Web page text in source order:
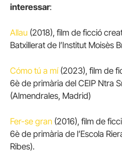
interessar:
Allau (2018), film de ficció
Batxillerat de l’Institut Moisès
Cómo tú a mí(2023), film de
6è de primària del CEIP Ntra
(Almendrales, Madrid)
Fer-se gran (2016), film de
6è de primària de l’Escola
Ribes).